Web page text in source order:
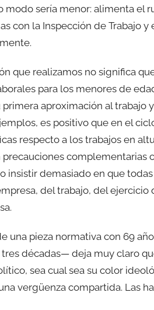
modo sería menor: alimenta el
con la Inspección de Trabajo
que realizamos no significa
para los menores de
aproximación al trabajo
es positivo que en el
respecto a los trabajos en
complementarias
insistir demasiado en que
del trabajo, del
una pieza normativa con 69
décadas— deja muy claro
sea cual sea su color
vergüenza compartida. Las